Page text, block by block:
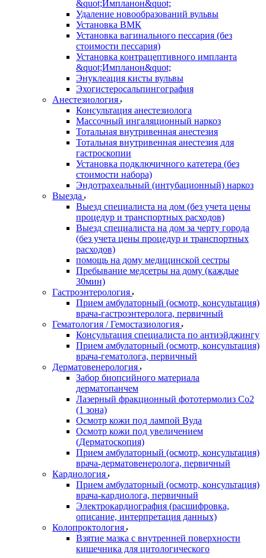
&quot;Импланон&quot;
Удаление новообразований вульвы
Установка ВМК
Установка вагинального пессария (без
стоимости пессария)
Установка контрацептивного импланта
&quot;Импланон&quot;
Энуклеация кисты вульвы
Эхогистеросальпингография
Анестезиология
Консультация анестезиолога
Массочный ингаляционный наркоз
Тотальная внутривенная анестезия
Тотальная внутривенная анестезия для
гастроскопии
Установка подключичного катетера (без
стоимости набора)
Эндотрахеальный (интубационный) наркоз
Выезда
Выезд специалиста на дом (без учета цены
процедур и транспортных расходов)
Выезд специалиста на дом за черту города
(без учета цены процедур и транспортных
расходов)
помощь на дому медицинской сестры
Пребывание медсетры на дому (каждые
30мин)
Гастроэнтерология
Прием амбулаторный (осмотр, консультация)
врача-гастроэнтеролога, первичный
Гематология / Гемостазиология
Консультация специалиста по антиэйджингу
Прием амбулаторный (осмотр, консультация)
врача-гематолога, первичный
Дерматовенерология
Забор биопсийного материала
дерматопанчем
Лазерный фракционный фототермолиз Со2
(1 зона)
Осмотр кожи под лампой Вуда
Осмотр кожи под увеличением
(Дерматоскопия)
Прием амбулаторный (осмотр, консультация)
врача-дерматовенеролога, первичный
Кардиология
Прием амбулаторный (осмотр, консультация)
врача-кардиолога, первичный
Электрокардиография (расшифровка,
описание, интерпретация данных)
Колопроктология
Взятие мазка с внутренней поверхности
кишечника для цитологического